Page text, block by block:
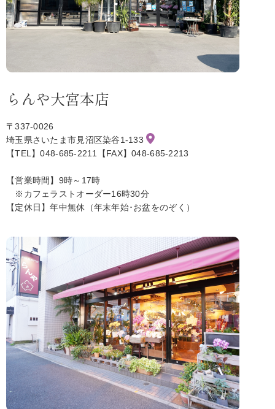
らんや大宮本店
〒337-0026
埼玉県さいたま市見沼区染谷1-133
【TEL】048-685-2211【FAX】048-685-2213
【営業時間】9時～17時
※カフェラストオーダー16時30分
【定休日】年中無休（年末年始･お盆をのぞく）